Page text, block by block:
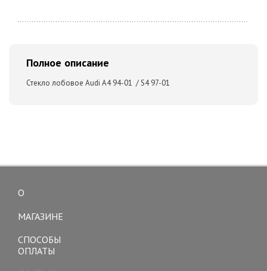
Полное описание
Стекло лобовое Audi A4 94-01 / S4 97-01
О
МАГАЗИНЕ
СПОСОБЫ
ОПЛАТЫ